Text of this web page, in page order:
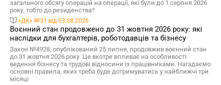
загального обсягу операцій на операції, які були до 1 серпня 2026
року, тобто до резиденства?
«ДК» №31 від 03.08.2026
Воєнний стан продовжено до 31 жовтня 2026 року: які
наслідки для бухгалтерів, роботодавців та бізнесу
Закон №4928, опублікований 25 липня, продовжив воєнний стан
до 31 жовтня 2026 року. Це вкотре впливає на особливості
ведення бізнесу та трудові відносини із працівниками. Нагадаємо
основні правила, яких треба буде дотримуватись у найближчі три
місяці